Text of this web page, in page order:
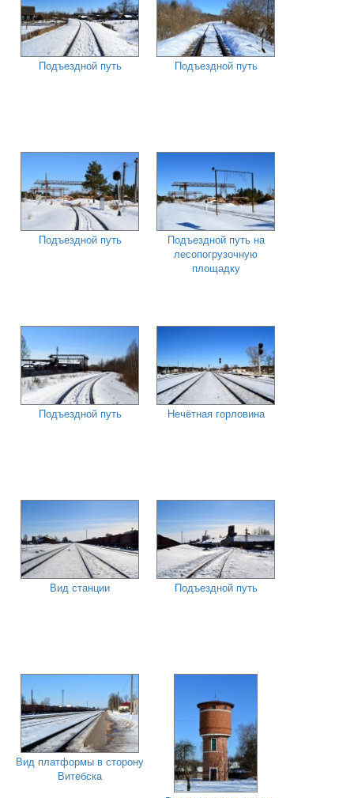
Подъездной путь Подъездной путь
Подъездной путь
Подъездной путь на
лесопогрузочную
площадку
Подъездной путь Нечётная горловина
Вид станции Подъездной путь
Вид платформы в сторону
Витебска